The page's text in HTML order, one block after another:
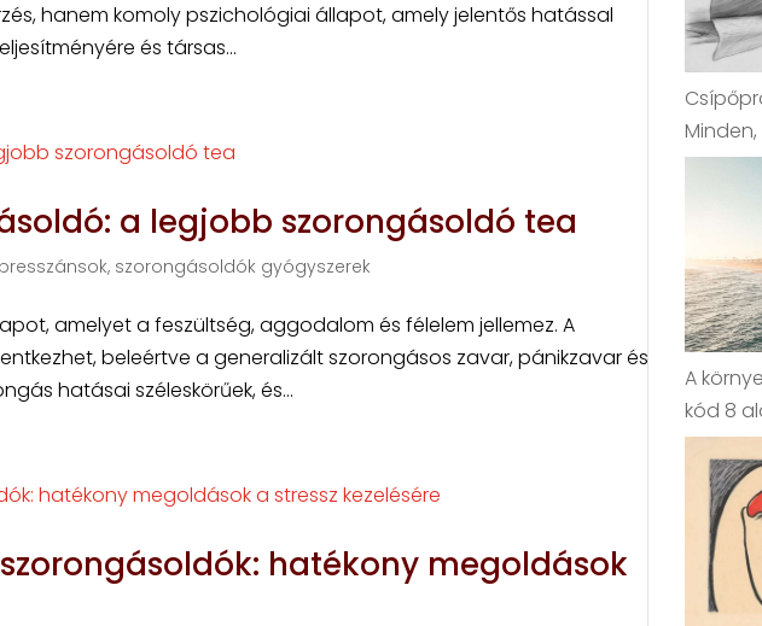
hanem komoly pszichológiai állapot, amely jelentős hatással
és társas...
a legjobb szorongásoldó tea
szorongásoldók gyógyszerek
amelyet a feszültség, aggodalom és félelem jellemez. A
beleértve a generalizált szorongásos zavar, pánikzavar és
hatásai széleskörűek, és...
hatékony megoldások
A
kód 8